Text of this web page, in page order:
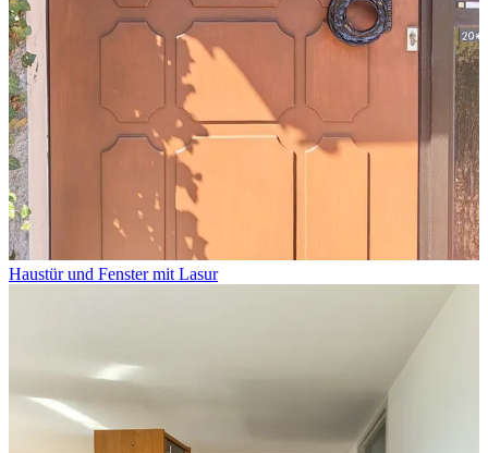
Haustür und Fenster mit Lasur